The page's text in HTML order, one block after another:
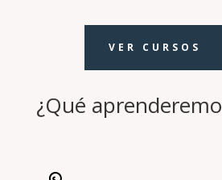
VER CURSOS
¿Qué